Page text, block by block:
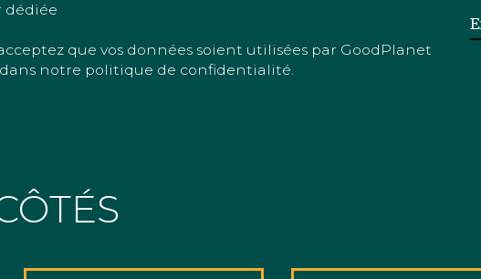
dédiée
que vos données soient utilisées par GoodPlanet
notre politique de confidentialité.